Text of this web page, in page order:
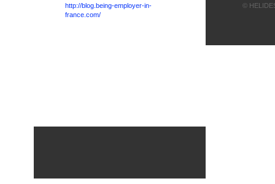
http://blog.being-employer-in-
france.com/
©